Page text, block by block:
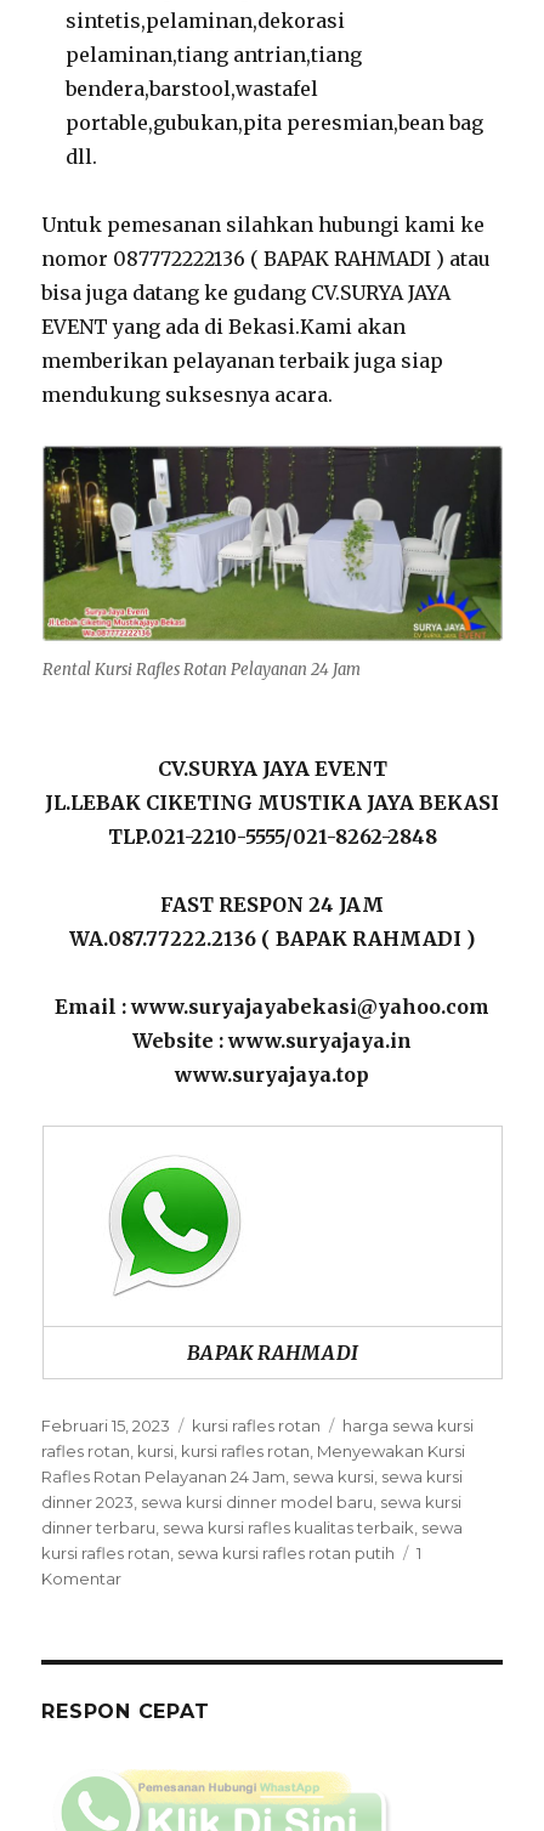
sintetis,pelaminan,dekorasi
pelaminan,tiang antrian,tiang
bendera,barstool,wastafel
portable,gubukan,pita peresmian,bean bag
dll.
Untuk pemesanan silahkan hubungi kami ke
nomor 087772222136 ( BAPAK RAHMADI ) atau
bisa juga datang ke gudang CV.SURYA JAYA
EVENT yang ada di Bekasi.Kami akan
memberikan pelayanan terbaik juga siap
mendukung suksesnya acara.
Rental Kursi Rafles Rotan Pelayanan 24 Jam
CV.SURYA JAYA EVENT
JL.LEBAK CIKETING MUSTIKA JAYA BEKASI
TLP.021-2210-5555/021-8262-2848
FAST RESPON 24 JAM
WA.087.77222.2136 ( BAPAK RAHMADI )
Email : www.suryajayabekasi@yahoo.com
Website : www.suryajaya.in
www.suryajaya.top
BAPAK RAHMADI
Posted
on
Februari 15, 2023 Categories
kursi rafles rotan Tags
harga sewa kursi
rafles rotan, kursi, kursi rafles rotan, Menyewakan Kursi
Rafles Rotan Pelayanan 24 Jam, sewa kursi, sewa kursi
dinner 2023, sewa kursi dinner model baru, sewa kursi
dinner terbaru, sewa kursi rafles kualitas terbaik, sewa
kursi rafles rotan, sewa kursi rafles rotan putih
1
Komentarpada
Pelayanan
RESPON CEPAT